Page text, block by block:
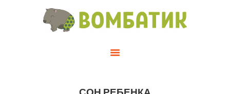
О НАС
СТАТЬИ